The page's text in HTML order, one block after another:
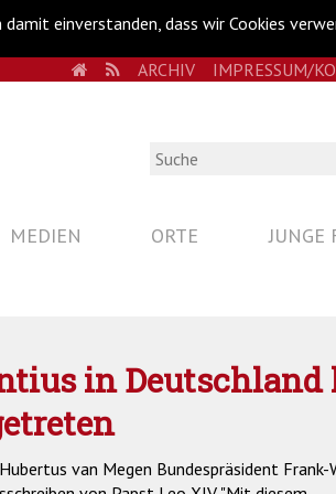
einverstanden, dass wir Cookies
HOMERSSARCHIV IMPRESSUM/
Suche
MEDIEN ORTE JUNGE
in Deutschland
van Megen Bundespräsident